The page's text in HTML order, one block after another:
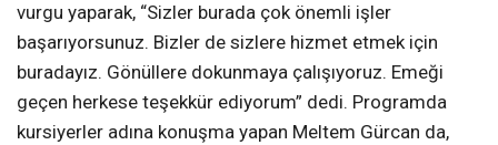
vurgu yaparak, “Sizler burada çok önemli işler
başarıyorsunuz. Bizler de sizlere hizmet etmek için
buradayız. Gönüllere dokunmaya çalışıyoruz. Emeği
geçen herkese teşekkür ediyorum” dedi. Programda
kursiyerler adına konuşma yapan Meltem Gürcan da,